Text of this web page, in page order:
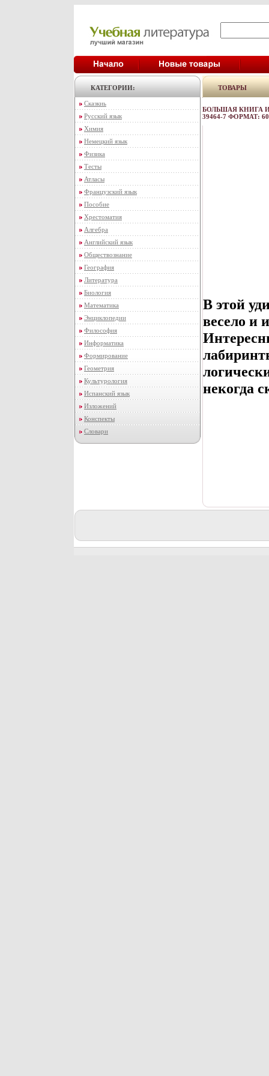
КАТЕГОРИИ:
Сказкиь
Русский язык
Химия
Немецкий язык
Физика
Тесты
Атласы
Французский язык
Пособие
Хрестоматия
Алгебра
Английский язык
Обществознание
География
Литература
Биология
Математика
Энциклопедии
Философия
Информатика
Формирование
Геометрия
Культурология
Испанский язык
Изложений
Конспекты
Словари
ТОВАРЫ
БОЛЬШАЯ КНИГА
39464-7 ФОРМАТ:
В этой
весело и
некогда